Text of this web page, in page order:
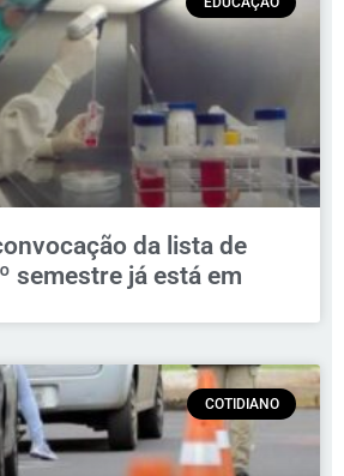
da lista de
semestre já está em
COTIDIANO